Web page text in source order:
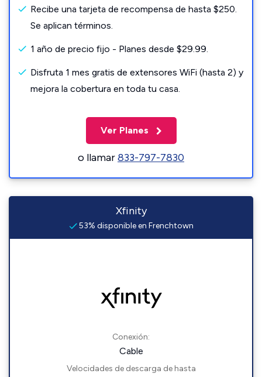
Recibe una tarjeta de recompensa de hasta $250.
Se aplican términos.
1 año de precio fijo - Planes desde $29.99.
Disfruta 1 mes gratis de extensores WiFi (hasta 2) y
mejora la cobertura en toda tu casa.
Ver Planes
o llamar833-797-7830
Xfinity
53% disponible en Frenchtown
Conexión:
Cable
Velocidades de descarga de hasta